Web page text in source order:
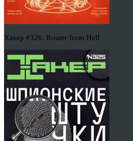
Хакер #326. Router from Hell